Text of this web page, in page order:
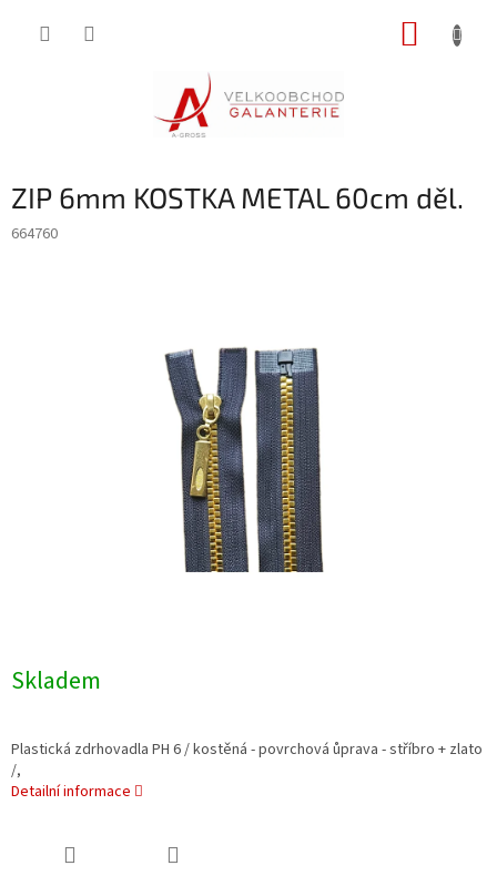
ZIP 6mm KOSTKA METAL 60cm děl.
664760
Skladem
Plastická zdrhovadla PH 6 / kostěná - povrchová ůprava - stříbro + zlato
/,
Detailní informace